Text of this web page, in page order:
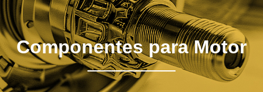
Componentes para Motor